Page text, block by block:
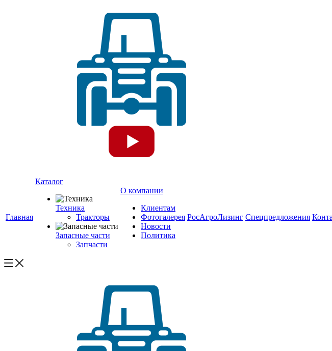
Главная
Каталог
Техника
Тракторы
Запасные части
Запчасти
О компании
Клиентам
Фотогалерея
Новости
Политика
РосАгроЛизинг Спецпредложения